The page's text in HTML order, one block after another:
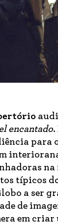
encantado.
para
típicos
a ser
de
em